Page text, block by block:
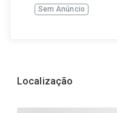
Sem Anúncio
Localização